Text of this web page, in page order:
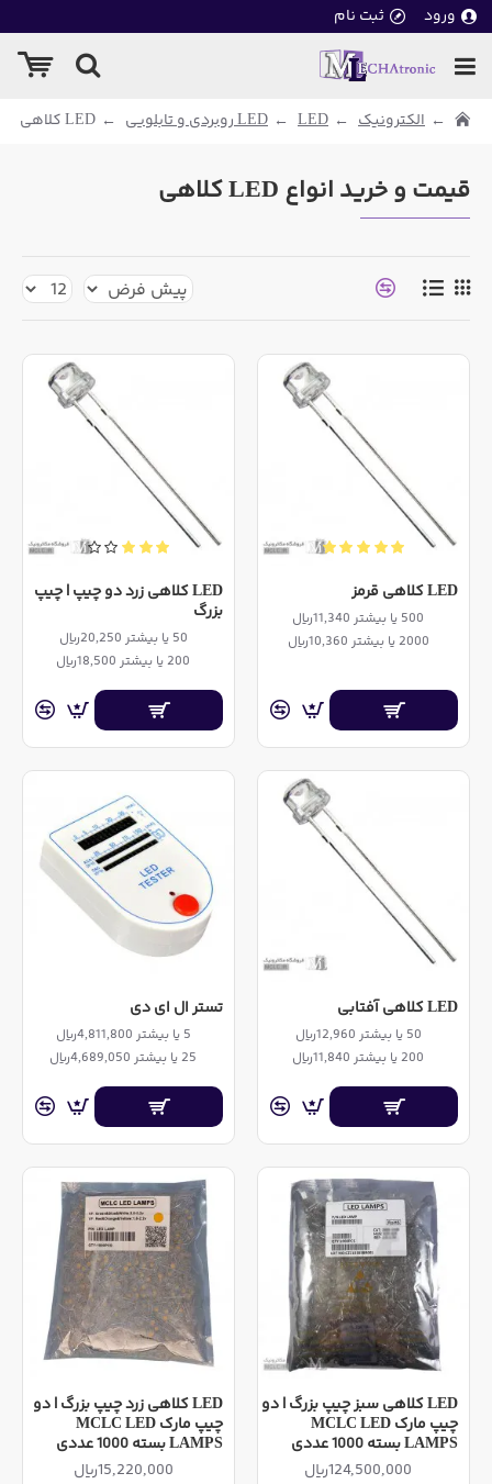
ورود ثبت نام
الکترونیک LED LED روبردی و تابلویی LED کلاهی
قیمت و خرید انواع LED کلاهی
LED کلاهی قرمز
500 یا بیشتر 11,340ریال
2000 یا بیشتر 10,360ریال
LED کلاهی زرد دو چیپ | چیپ
بزرگ
50 یا بیشتر 20,250ریال
200 یا بیشتر 18,500ریال
LED کلاهی آفتابی
50 یا بیشتر 12,960ریال
200 یا بیشتر 11,840ریال
تستر ال ای دی
5 یا بیشتر 4,811,800ریال
25 یا بیشتر 4,689,050ریال
LED کلاهی سبز چیپ بزرگ | دو
چیپ مارک MCLC LED
LAMPS بسته 1000 عددی
124,500,000ریال
LED کلاهی زرد چیپ بزرگ | دو
چیپ مارک MCLC LED
LAMPS بسته 1000 عددی
15,220,000ریال